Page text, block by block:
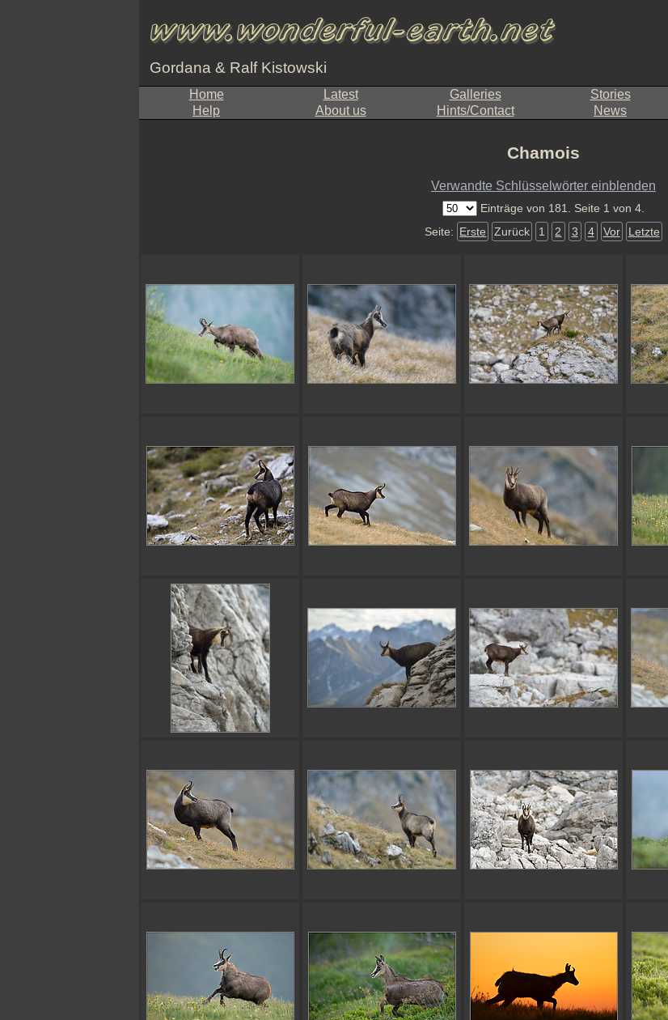
Gordana & Ralf Kistowski
Home Latest Galleries Stories
Help
About us Hints/Contact News
Chamois
Verwandte Schlüsselwörter einblenden
Einträge von 181. Seite 1 von 4.
Seite: Erste Zurück 1 2 3 4 Vor Letzte